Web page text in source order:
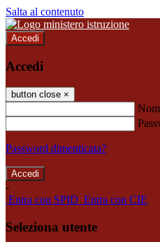
Salta al contenuto
Accedi
Accedi
button close ×
Password dimenticata?
-
Entra con SPID Entra con CIE
Seleziona utente